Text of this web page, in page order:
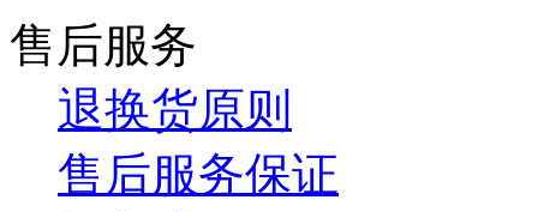
售后服务
退换货原则
售后服务保证